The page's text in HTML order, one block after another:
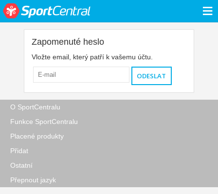
≡
Zapomenuté heslo
Vložte email, který patří k vašemu účtu.
O SportCentralu
Funkce SportCentralu
Placené produkty
Přidat
Ostatní
Přepnout jazyk